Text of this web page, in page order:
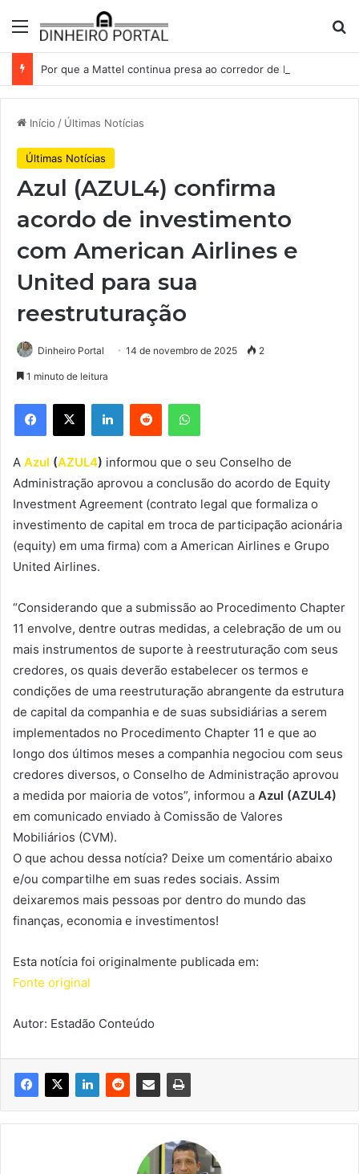
Menu
Início / Últimas Notícias
Últimas Notícias
Azul (AZUL4) confirma
acordo de investimento
com American Airlines e
United para sua
reestruturação
Dinheiro Portal 14 de novembro de 2025 2
1 minuto de leitura
Facebook
X LinkedinReddit WhatsApp
A Azul (AZUL4) informou que o seu Conselho de
Administração aprovou a conclusão do acordo de Equity
Investment Agreement (contrato legal que formaliza o
investimento de capital em troca de participação acionária
(equity) em uma firma) com a American Airlines e Grupo
United Airlines.
“Considerando que a submissão ao Procedimento Chapter
11 envolve, dentre outras medidas, a celebração de um ou
mais instrumentos de suporte à reestruturação com seus
credores, os quais deverão estabelecer os termos e
condições de uma reestruturação abrangente da estrutura
de capital da companhia e de suas subsidiárias a serem
implementados no Procedimento Chapter 11 e que ao
longo dos últimos meses a companhia negociou com seus
credores diversos, o Conselho de Administração aprovou
a medida por maioria de votos”, informou a Azul (AZUL4)
em comunicado enviado à Comissão de Valores
Mobiliários (CVM).
O que achou dessa notícia? Deixe um comentário abaixo
e/ou compartilhe em suas redes sociais. Assim
deixaremos mais pessoas por dentro do mundo das
finanças, economia e investimentos!
Esta notícia foi originalmente publicada em:
Fonte original
Autor: Estadão Conteúdo